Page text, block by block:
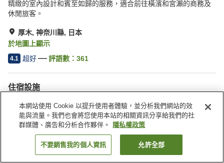
精緻的室內設計和賓至如歸的服務，適合前往橫濱和宮瀨的商務及
休閒旅客。
厚木, 神奈川縣, 日本
於地圖上顯示
4.1 超好 評語數： 361
住宿設施
停車場
餐廳
休息室
酒吧
找客房
本網站使用 Cookie 以提升使用者體驗，並分析我們網站的效
能與流量。我們也會將您使用本站的相關資訊分享給我們的社
群媒體、廣告和分析合作夥伴。
隱私權政策
不要銷售我的個人資訊 允許全部